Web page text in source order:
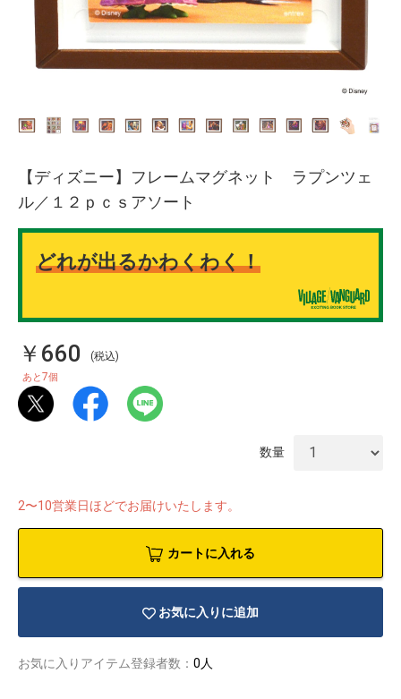
【ディズニー】フレームマグネット ラプンツェ
ル／１２ｐｃｓアソート
どれが出るかわくわく！
￥660 (税込)
あと7個
数量
2〜10営業日ほどでお届けいたします。
カートに入れる
お気に入りに追加
お気に入りアイテム登録者数： 0人